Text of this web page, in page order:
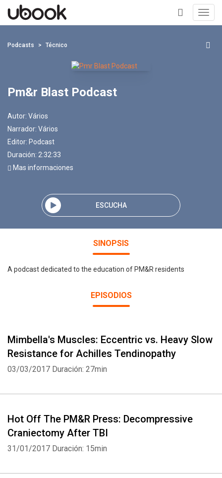
+
Podcasts Técnico
Pm&r Blast Podcast
Autor: Vários
Narrador: Vários
Editor: Podcast
Duración: 2:32:33
Mas informaciones
ESCUCHA
SINOPSIS
A podcast dedicated to the education of PM&R residents
EPISODIOS
Mimbella's Muscles: Eccentric vs. Heavy Slow
Resistance for Achilles Tendinopathy
03/03/2017 Duración: 27min
Hot Off The PM&R Press: Decompressive
Craniectomy After TBI
31/01/2017 Duración: 15min